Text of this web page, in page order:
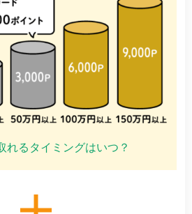
れるタイミングはいつ？